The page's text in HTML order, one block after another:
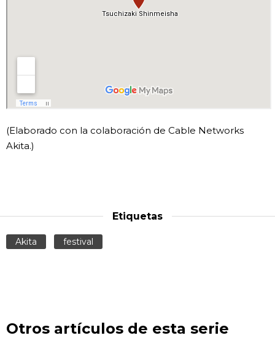
(Elaborado con la colaboración de Cable Networks
Akita.)
Etiquetas
Akita festival
Otros artículos de esta serie